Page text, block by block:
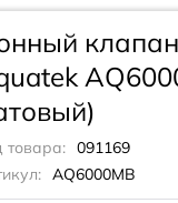
товара: 091169
AQ6000MB